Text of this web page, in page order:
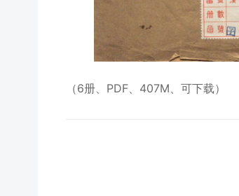
（6册、PDF、407M、可下载）